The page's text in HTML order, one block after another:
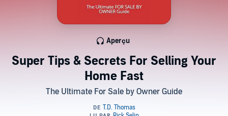
Super Tips & Secrets For Selling Your
Home Fast
The Ultimate For Sale by Owner Guide
Aperçu